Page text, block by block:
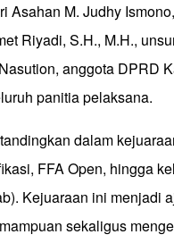
Asahan M. Judhy
Riyadi, S.H., M.H.,
anggota DPRD
panitia pelaksana.
dalam
FFA Open, hingga
Kejuaraan ini menjadi
sekaligus